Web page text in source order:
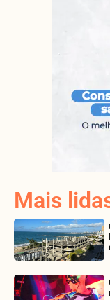
Mais